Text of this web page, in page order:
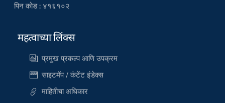
पिन कोड : ४१६१०२
महत्वाच्या लिंक्स
प्रमुख प्रकल्प आणि उपक्रम
साइटमॅप / कंटेंट इंडेक्स
माहितीचा अधिकार